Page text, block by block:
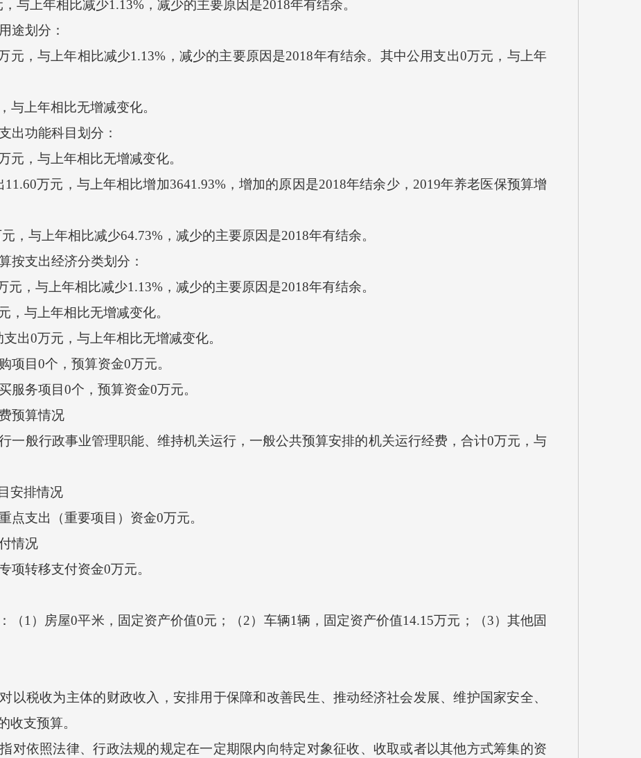
上年相比减少1.13%，减少的主要原因是2018年有结余。
划分：
，与上年相比减少1.13%，减少的主要原因是2018年有结余。其中公用支出0万元，与上年
上年相比无增减变化。
功能科目划分：
，与上年相比无增减变化。
万元，与上年相比增加3641.93%，增加的原因是2018年结余少，2019年养老医保预算增
与上年相比减少64.73%，减少的主要原因是2018年有结余。
支出经济分类划分：
，与上年相比减少1.13%，减少的主要原因是2018年有结余。
与上年相比无增减变化。
0万元，与上年相比无增减变化。
目0个，预算资金0万元。
务项目0个，预算资金0万元。
预算情况
般行政事业管理职能、维持机关运行，一般公共预算安排的机关运行经费，合计0万元，与
安排情况
支出（重要项目）资金0万元。
情况
转移支付资金0万元。
1）房屋0平米，固定资产价值0元；（2）车辆1辆，固定资产价值14.15万元；（3）其他固
税收为主体的财政收入，安排用于保障和改善民生、推动经济社会发展、维护国家安全、
收支预算。
依照法律、行政法规的规定在一定期限内向特定对象征收、收取或者以其他方式筹集的资